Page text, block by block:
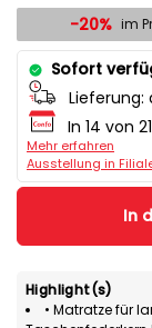
-20% im
Sofort
Lieferung:
In 14 von
Mehr erfahren
Ausstellung in
In
Highlight(s)
• Matratze für